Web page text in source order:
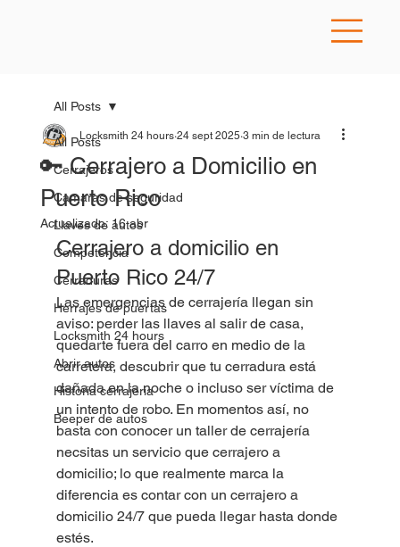
All Posts
Cerrajeros
Camaras de seguridad
Llaves de autos
Competencia
Cerraduras
Herrajes de puertas
Locksmith 24 hours
Abrir autos
Historia cerrajeria
Beeper de autos
All Posts
🔑 Cerrajero a Domicilio en
Puerto Rico
Locksmith 24 hours 24 sept 2025 3 min de lectura
Actualizado: 16 abr
Cerrajero a domicilio en
Puerto Rico 24/7
Las emergencias de cerrajería llegan sin
aviso: perder las llaves al salir de casa,
quedarte fuera del carro en medio de la
carretera, descubrir que tu cerradura está
dañada en la noche o incluso ser víctima de
un intento de robo. En momentos así, no
basta con conocer un taller de cerrajería
necsitas un servicio que cerrajero a
domicilio; lo que realmente marca la
diferencia es contar con un cerrajero a
domicilio 24/7 que pueda llegar hasta donde
estés.